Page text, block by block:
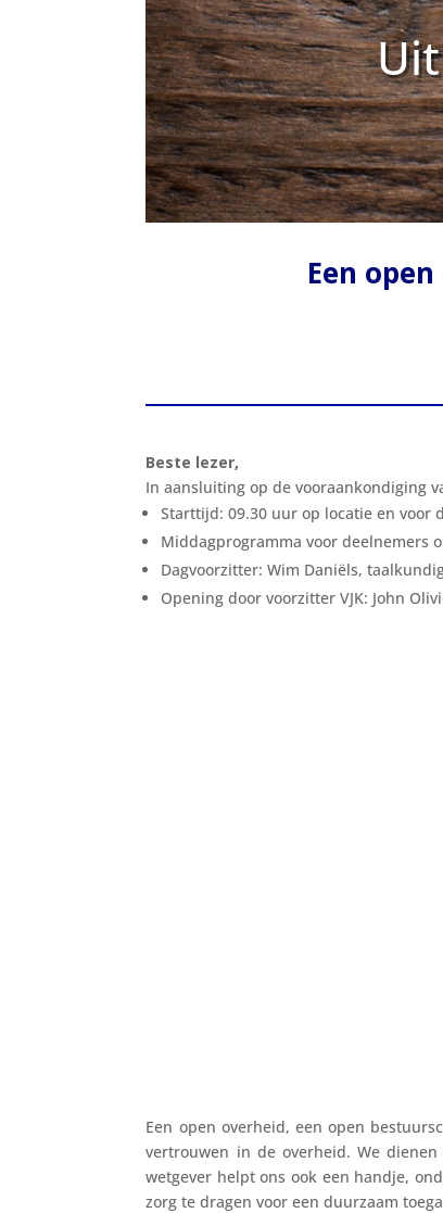
Een
Beste lezer,
In aansluiting op de vooraankondiging
Starttijd: 09.30 uur op locatie en voor
Middagprogramma voor deelnemers
Dagvoorzitter: Wim Daniëls,
Opening door voorzitter VJK: John
Een open overheid, een open
vertrouwen in de overheid. We
wetgever helpt ons ook een handje,
zorg te dragen voor een duurzaam